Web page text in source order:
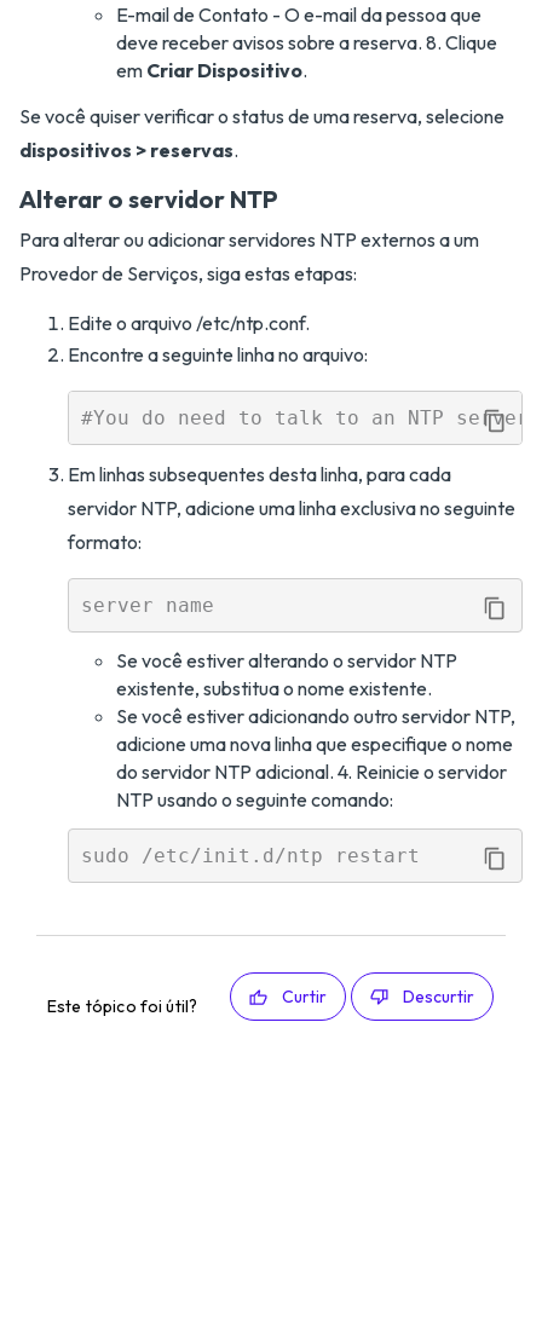
E-mail de Contato - O e-mail da pessoa que
deve receber avisos sobre a reserva. 8. Clique
em Criar Dispositivo.
Se você quiser verificar o status de uma reserva, selecione
dispositivos > reservas.
Alterar o servidor NTP
Para alterar ou adicionar servidores NTP externos a um
Provedor de Serviços, siga estas etapas:
Edite o arquivo /etc/ntp.conf.
Encontre a seguinte linha no arquivo:
Em linhas subsequentes desta linha, para cada
servidor NTP, adicione uma linha exclusiva no seguinte
formato:
Se você estiver alterando o servidor NTP
existente, substitua o nome existente.
Se você estiver adicionando outro servidor NTP,
adicione uma nova linha que especifique o nome
do servidor NTP adicional. 4. Reinicie o servidor
NTP usando o seguinte comando:
Este tópico foi útil? Curtir Descurtir